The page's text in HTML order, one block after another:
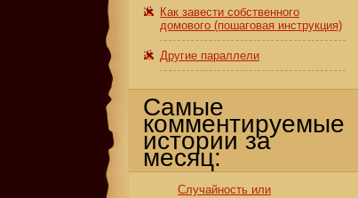
Как завести собственного
домового (пошаговая инструкция)
Другие параллели
Самые
комментируемые
истории за
месяц:
Случайность или